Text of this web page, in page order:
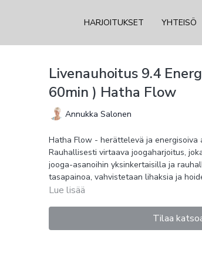
HARJOITUKSET YHTEISÖ
Livenauhoitus 9.4
60min ) Hatha Flow
Annukka Salonen
Hatha Flow - herättelevä ja energisoiva
Rauhallisesti virtaava joogaharjoitus,
jooga-asanoihin yksinkertaisilla ja
tasapainoa, vahvistetaan lihaksia ja
Lue lisää
Tilaa